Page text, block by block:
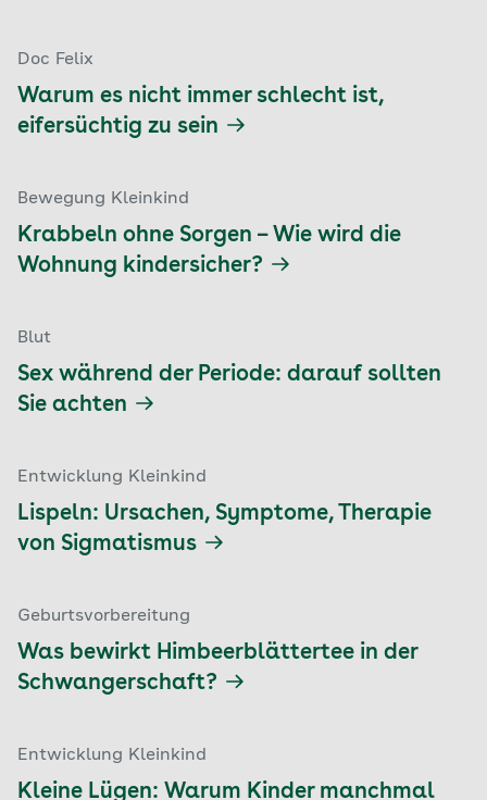
Doc Felix
Warum es nicht immer schlecht ist,
eifersüchtig zu sein
Bewegung Kleinkind
Krabbeln ohne Sorgen – Wie wird die
Wohnung kindersicher?
Blut
Sex während der Periode: darauf sollten
Sie achten
Entwicklung Kleinkind
Lispeln: Ursachen, Symptome, Therapie
von Sigmatismus
Geburtsvorbereitung
Was bewirkt Himbeerblättertee in der
Schwangerschaft?
Entwicklung Kleinkind
Kleine Lügen: Warum Kinder manchmal